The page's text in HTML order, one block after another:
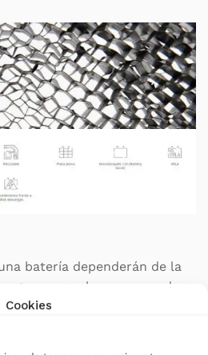
Cookies
batería dependerán de la
que se alcance en cada
a una profundidad de